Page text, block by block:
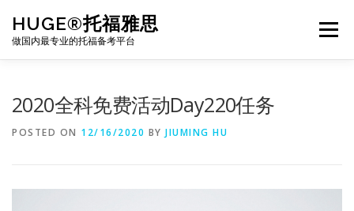
content
HUGE®托福雅思
做国内最专业的托福备考平台
Menu
2020全科免费活动Day220任务
POSTED ON 12/16/2020 BY JIUMING HU